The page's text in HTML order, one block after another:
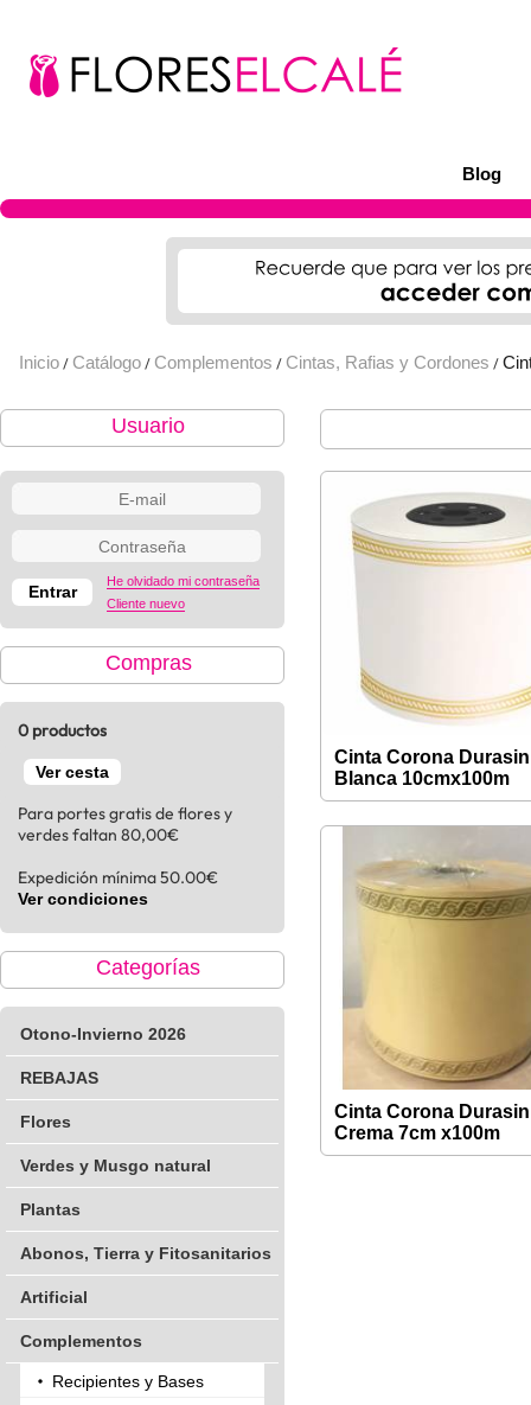
Blog
Inicio / Catálogo / Complementos / Cintas, Rafias y Cordones /
Usuario
He olvidado mi contraseña
Cliente nuevo
Compras
0 productos
Ver cesta
Para portes gratis de flores y
verdes faltan 80,00€
Expedición mínima 50.00€
Ver condiciones
Categorías
Otono-Invierno 2026
REBAJAS
Flores
Verdes y Musgo natural
Plantas
Abonos, Tierra y Fitosanitarios
Artificial
Complementos
Recipientes y Bases
Cinta Corona Durasin
Blanca 10cmx100m
Cinta Corona Durasin
Crema 7cm x100m